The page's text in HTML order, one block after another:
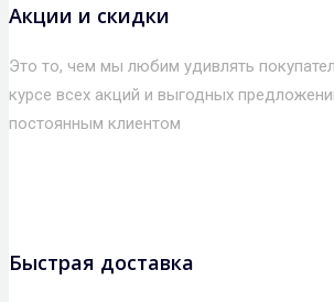
Акции и скидки
Это то, чем мы любим удивлять
курсе всех акций и выгодных
постоянным клиентом
Быстрая доставка